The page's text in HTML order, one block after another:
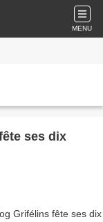
MENU
ses dix